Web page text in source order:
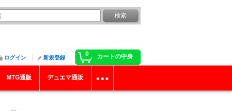
0 カートの中身
ログイン 新規登録
MTG通販 デュエマ通販